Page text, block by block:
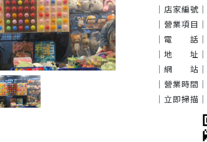
｜店家編號｜
｜營業項目｜
｜電 話｜
｜地 址｜
｜網 站｜
｜營業時間｜
｜立即掃描｜